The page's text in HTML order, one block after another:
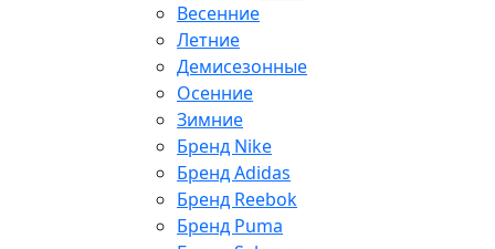
Весенние
Летние
Демисезонные
Осенние
Зимние
Бренд Nike
Бренд Adidas
Бренд Reebok
Бренд Puma